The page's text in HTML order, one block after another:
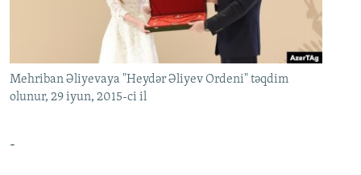
KARIKATURA
AZƏRBAYCAN ƏDƏBIYYATI KITABXANASI
İSLAM VƏ DEMOKRATIYA
İZ - MƏDƏNIYYƏT PROQRAMI
PEŞƏ ETIKASI VƏ JURNALISTIKA STANDARTLARIMIZ
MATERIALLARIMIZDAN ISTIFADƏ
Mehriban Əliyevaya "Heydər Əliyev Ordeni" təqdim
olunur, 29 iyun, 2015-ci il
-